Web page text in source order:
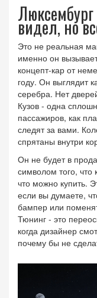
Люксембург
видел, но
Это не реальная
именно он
концепт-кар от
году. Он выглядит
серебра. Нет
Кузов - одна
пассажиров, как
следят за вами.
спрятаны внутри
Он не будет в
символом того, что
что можно купить.
если вы думаете,
бампер или
Тюнинг - это
когда дизайнер
почему бы не